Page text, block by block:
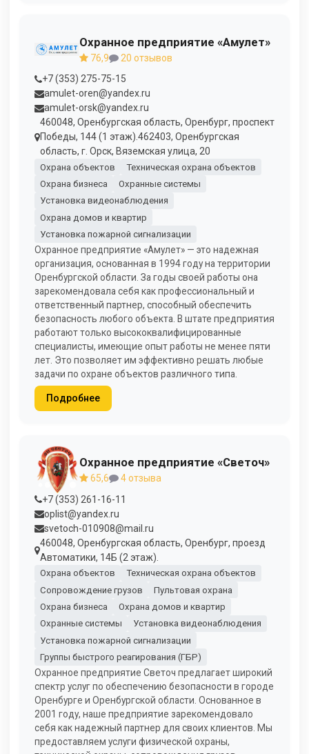
Охранное предприятие «Амулет»
76,9
20 отзывов
+7 (353) 275-75-15
amulet-oren@yandex.ru
amulet-orsk@yandex.ru
460048, Оренбургская область, Оренбург, проспект
Победы, 144 (1 этаж).462403, Оренбургская
область, г. Орск, Вяземская улица, 20
Охрана объектов
Техническая охрана объектов
Охрана бизнеса
Охранные системы
Установка видеонаблюдения
Охрана домов и квартир
Установка пожарной сигнализации
Охранное предприятие «Амулет» — это надежная
организация, основанная в 1994 году на территории
Оренбургской области. За годы своей работы она
зарекомендовала себя как профессиональный и
ответственный партнер, способный обеспечить
безопасность любого объекта. В штате предприятия
работают только высококвалифицированные
специалисты, имеющие опыт работы не менее пяти
лет. Это позволяет им эффективно решать любые
задачи по охране объектов различного типа.
Подробнее
Охранное предприятие «Светоч»
65,6
4 отзыва
+7 (353) 261-16-11
oplist@yandex.ru
svetoch-010908@mail.ru
460048, Оренбургская область, Оренбург, проезд
Автоматики, 14Б (2 этаж).
Охрана объектов
Техническая охрана объектов
Сопровождение грузов
Пультовая охрана
Охрана бизнеса
Охрана домов и квартир
Охранные системы
Установка видеонаблюдения
Установка пожарной сигнализации
Группы быстрого реагирования (ГБР)
Охранное предприятие Светоч предлагает широкий
спектр услуг по обеспечению безопасности в городе
Оренбурге и Оренбургской области. Основанное в
2001 году, наше предприятие зарекомендовало
себя как надежный партнер для своих клиентов. Мы
предоставляем услуги физической охраны,